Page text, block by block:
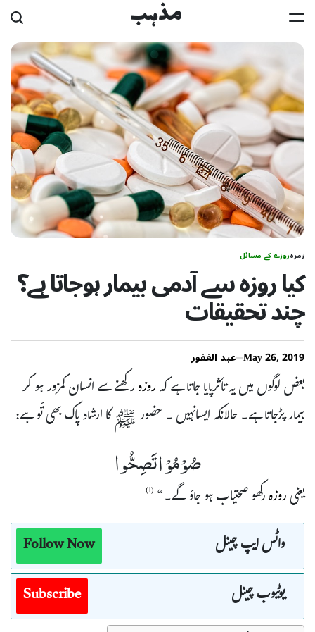
Skip
to
content
مذہب
زمرہروزے کے مسائل
کیا روزہ سے آدمی بیمار ہوجاتا ہے؟
چند تحقیقات
May 26, 2019 عبد الغفور
بعض لوگوں میں یہ تأثرپایا جاتا ہے کہروزہرکھنے سے انسان کمزور ہو کر
بیمار پڑجاتا ہے۔ حالانکہ ایسانہیں ۔ حضور ﷺ کا ارشاد پاک بھی تَو ہے:
صُوْ مُوْ ا تَصِحُّوا
یعنیروزہرکھو صحتیاب ہو جاؤ گے۔“ (1)
واٹس ایپ چینل
Follow Now
یوٹیوب چینل
Subscribe